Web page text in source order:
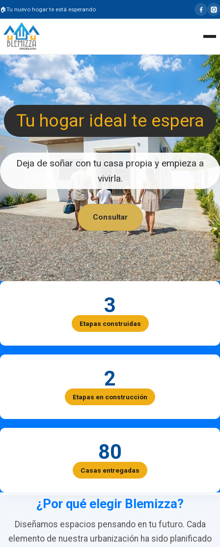
Tu nuevo hogar te está esperando
Tu hogar ideal te espera
Deja de soñar con tu casa propia y empieza a
vivirla.
Consultar
3
Etapas construidas
2
Etapas en construcción
80
Casas entregadas
¿Por qué elegir Blemizza?
Diseñamos espacios pensando en tu futuro. Cada
elemento de nuestra urbanización ha sido planificado